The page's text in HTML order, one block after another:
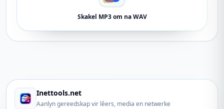
Skakel MP3 om na WAV
Inettools.net
Aanlyn gereedskap vir lêers, media en netwerke